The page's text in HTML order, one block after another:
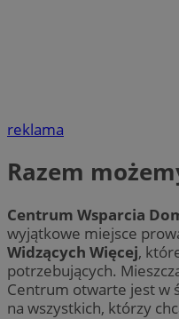
reklama
Razem
Centrum Wsparcia
wyjątkowe miejsce
Widzących Więcej,
potrzebujących.
Centrum otwarte jest w
na wszystkich, którzy